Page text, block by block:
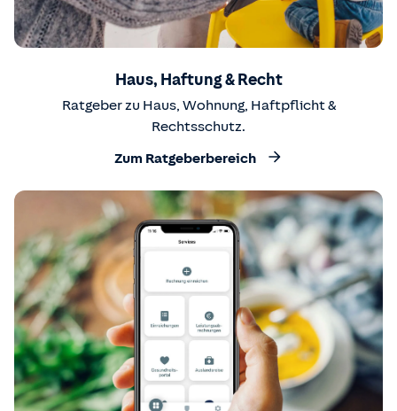
Haus, Haftung & Recht
Ratgeber zu Haus, Wohnung, Haftpflicht &
Rechtsschutz.
Zum Ratgeberbereich